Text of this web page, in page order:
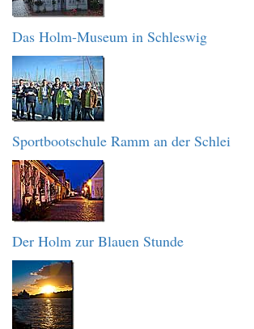
Das Holm-Museum in Schleswig
Sportbootschule Ramm an der Schlei
Der Holm zur Blauen Stunde